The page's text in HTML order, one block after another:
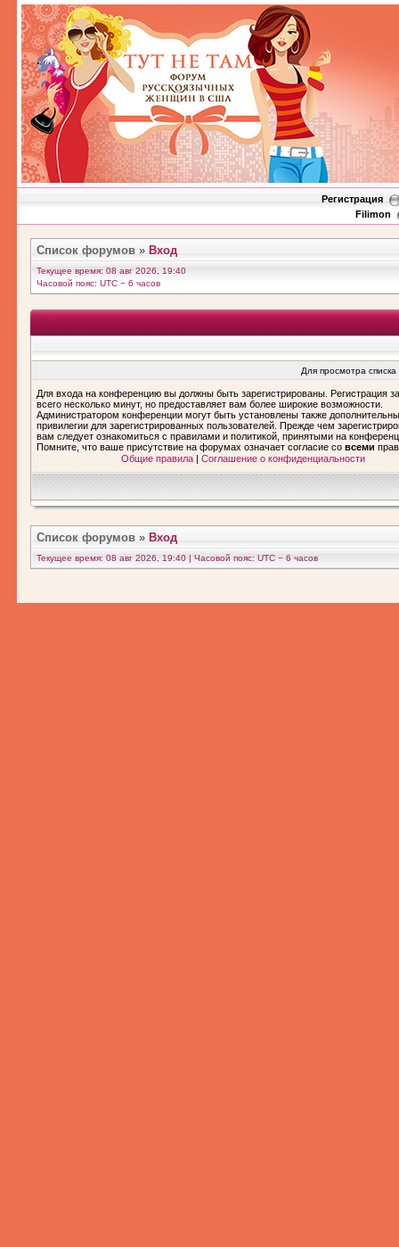
Регистрация
Filimon
Список форумов » Вход
Текущее время: 08 авг 2026, 19:40
Часовой пояс: UTC − 6 часов
Для просмотра
Для входа на конференцию вы должны быть зарегистрированы. Регистрация
всего несколько минут, но предоставляет вам более широкие возможности.
Администратором конференции могут быть установлены также
привилегии для зарегистрированных пользователей. Прежде чем
вам следует ознакомиться с правилами и политикой, принятыми на
Помните, что ваше присутствие на форумах означает согласие со всеми
Общие правила| Соглашение о конфиденциальности
Список форумов » Вход
Текущее время: 08 авг 2026, 19:40 | Часовой пояс: UTC − 6 часов